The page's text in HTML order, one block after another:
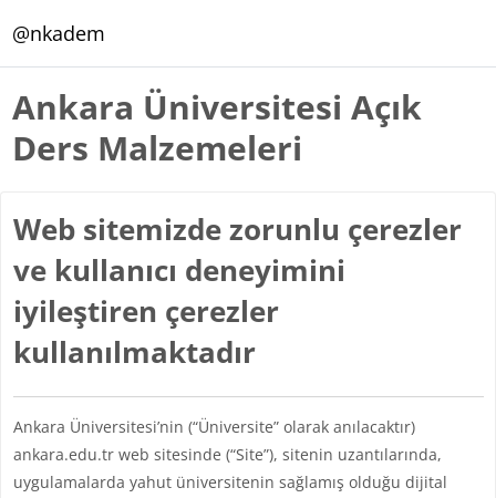
@nkadem
Ankara Üniversitesi Açık
Ders Malzemeleri
Web sitemizde zorunlu çerezler
ve kullanıcı deneyimini
iyileştiren çerezler
kullanılmaktadır
Ankara Üniversitesi’nin (“Üniversite” olarak anılacaktır)
ankara.edu.tr web sitesinde (“Site”), sitenin uzantılarında,
uygulamalarda yahut üniversitenin sağlamış olduğu dijital